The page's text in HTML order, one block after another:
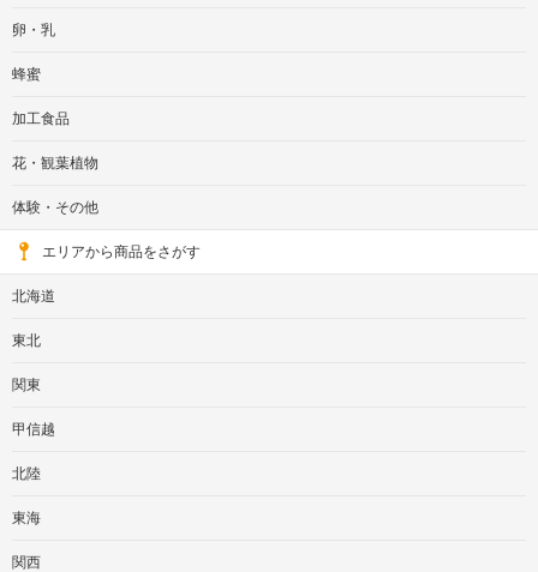
卵・乳
蜂蜜
加工食品
花・観葉植物
体験・その他
エリアから商品をさがす
北海道
東北
関東
甲信越
北陸
東海
関西